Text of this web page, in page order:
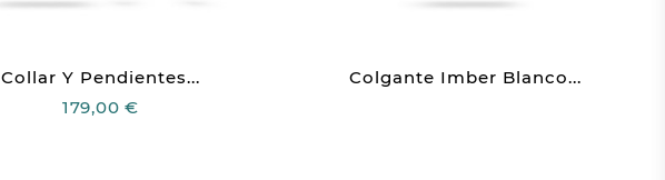
Collar Y Pendientes...
179,00 €
Colgante Imber Blanco...